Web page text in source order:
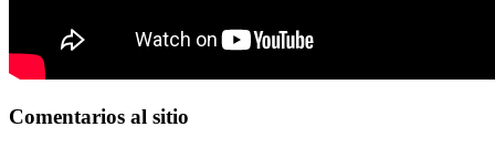
Comentarios al sitio